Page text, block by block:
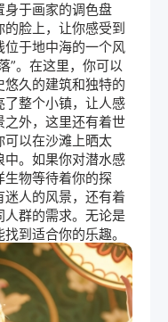
身于画家的调色盘
脸上，让你感受到
于地中海的一个风
”。在这里，你可以
久的建筑和独特的
整个小镇，让人感
之外，这里还有着世
可以在沙滩上晒太
中。如果你对潜水感
物等待着你的探
人的风景，还有着
人群的需求。无论是
到适合你的乐趣。